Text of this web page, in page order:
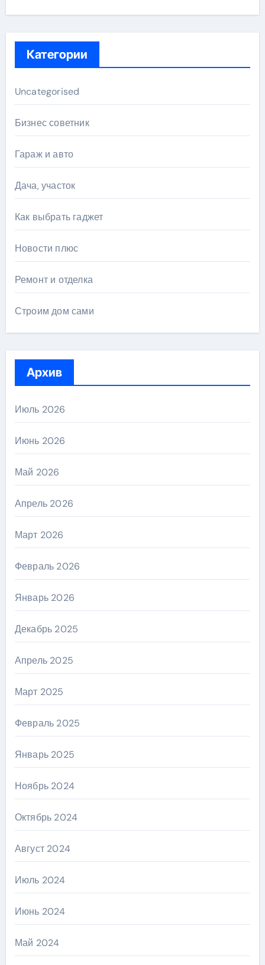
Категории
Uncategorised
Бизнес советник
Гараж и авто
Дача, участок
Как выбрать гаджет
Новости плюс
Ремонт и отделка
Строим дом сами
Архив
Июль 2026
Июнь 2026
Май 2026
Апрель 2026
Март 2026
Февраль 2026
Январь 2026
Декабрь 2025
Апрель 2025
Март 2025
Февраль 2025
Январь 2025
Ноябрь 2024
Октябрь 2024
Август 2024
Июль 2024
Июнь 2024
Май 2024